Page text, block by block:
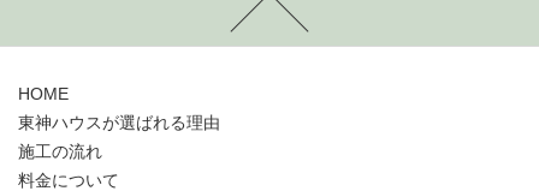
HOME
東神ハウスが選ばれる理由
施工の流れ
料金について